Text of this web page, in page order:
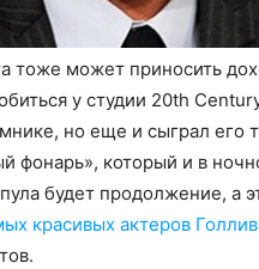
тоже может приносить
у студии 20th
но еще и сыграл его
фонарь», который и в
будет продолжение, а
красивых актеров